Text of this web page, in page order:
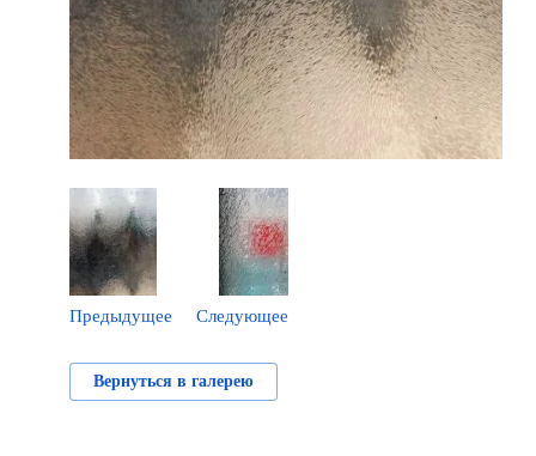
Предыдущее Следующее
Вернуться в галерею